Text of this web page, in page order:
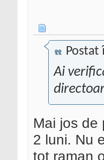
Postat
Ai
Mai jos de
2 luni. Nu
tot raman